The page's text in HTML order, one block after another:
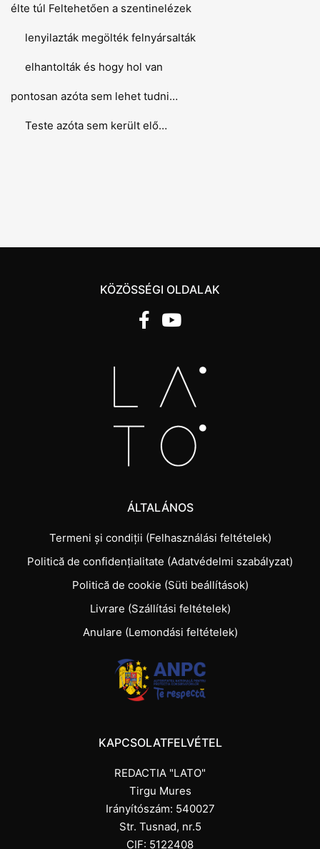
élte túl Feltehetően a szentinelézek
lenyilazták megölték felnyársalták
elhantolták és hogy hol van
pontosan azóta sem lehet tudni…
Teste azóta sem került elő…
KÖZÖSSÉGI OLDALAK
ÁLTALÁNOS
Termeni și condiții (Felhasználási feltételek)
Politică de confidențialitate (Adatvédelmi szabályzat)
Politică de cookie (Süti beállítások)
Livrare (Szállítási feltételek)
Anulare (Lemondási feltételek)
KAPCSOLATFELVÉTEL
REDACTIA "LATO"
Tirgu Mures
Irányítószám: 540027
Str. Tusnad, nr.5
CIF: 5122408